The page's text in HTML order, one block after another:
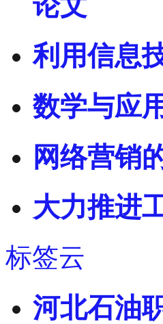
利用信息
数学与应
网络营销
大力推进
标签云
河北石油